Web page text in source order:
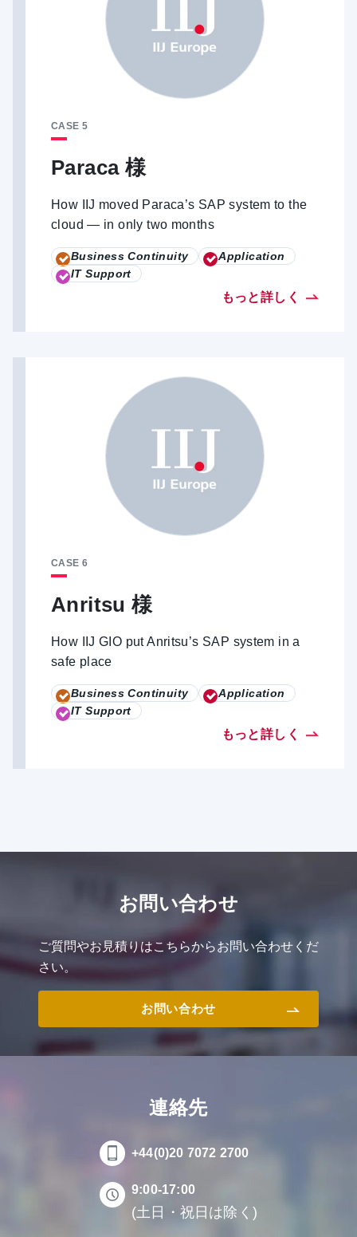
CASE 5
Paraca 様
How IIJ moved Paraca’s SAP system to the
cloud — in only two months
Business Continuity
Application
IT Support
もっと詳しく
CASE 6
Anritsu 様
How IIJ GIO put Anritsu’s SAP system in a
safe place
Business Continuity
Application
IT Support
もっと詳しく
お問い合わせ
ご質問やお見積りはこちらからお問い合わせくだ
さい。
お問い合わせ
連絡先
+44(0)20 7072 2700
9:00-17:00
(土日・祝日は除く)